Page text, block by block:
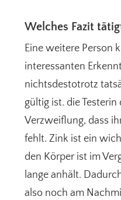
Welches Fazit
Eine weitere Person
interessanten
nichtsdestotrotz
gültig ist. die
Verzweiflung, dass
fehlt. Zink ist ein
den Körper ist im
lange anhält.
also noch am